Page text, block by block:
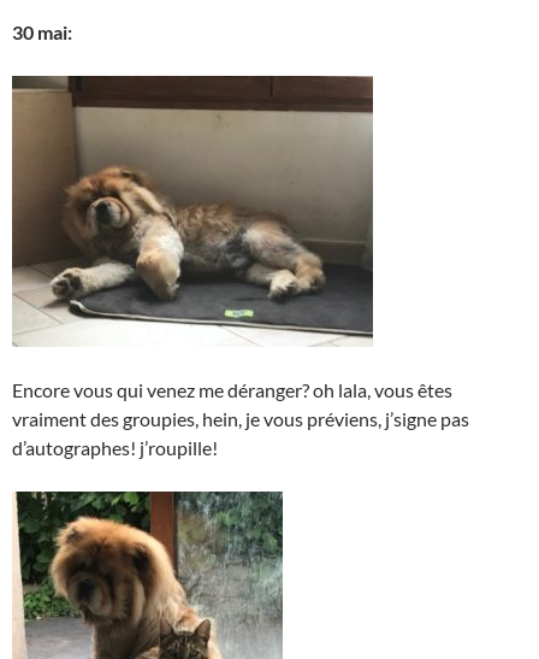
30 mai:
Encore vous qui venez me déranger? oh lala, vous êtes
vraiment des groupies, hein, je vous préviens, j’signe pas
d’autographes! j’roupille!